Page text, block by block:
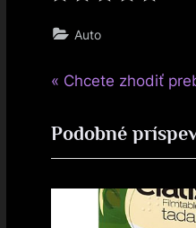
Auto
Navigace
pro
příspěvek
P
e
v
i
Chcete zhodiť
Podobné